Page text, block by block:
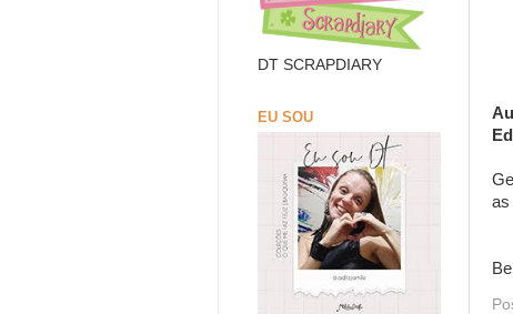
as
DT SCRAPDIARY
EU SOU